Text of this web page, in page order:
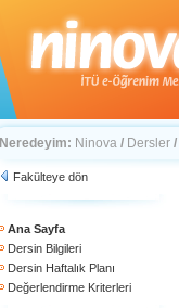
Neredeyim: Ninova / Dersler /
Fakülteye dön
Ana Sayfa
Dersin Bilgileri
Dersin Haftalık Planı
Değerlendirme Kriterleri